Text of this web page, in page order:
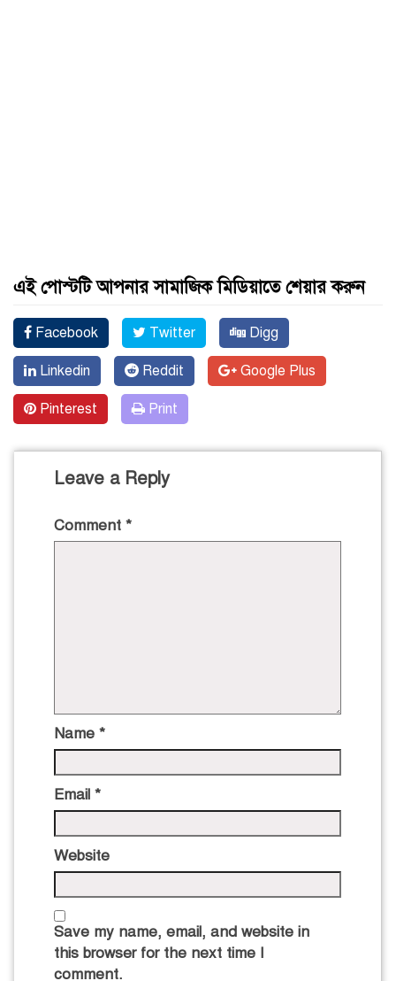
এই পোস্টটি আপনার সামাজিক মিডিয়াতে শেয়ার করুন
Facebook Twitter Digg
Linkedin Reddit Google Plus
Pinterest Print
Leave a Reply
Comment *
Name *
Email *
Website
Save my name, email, and website in
this browser for the next time I
comment.